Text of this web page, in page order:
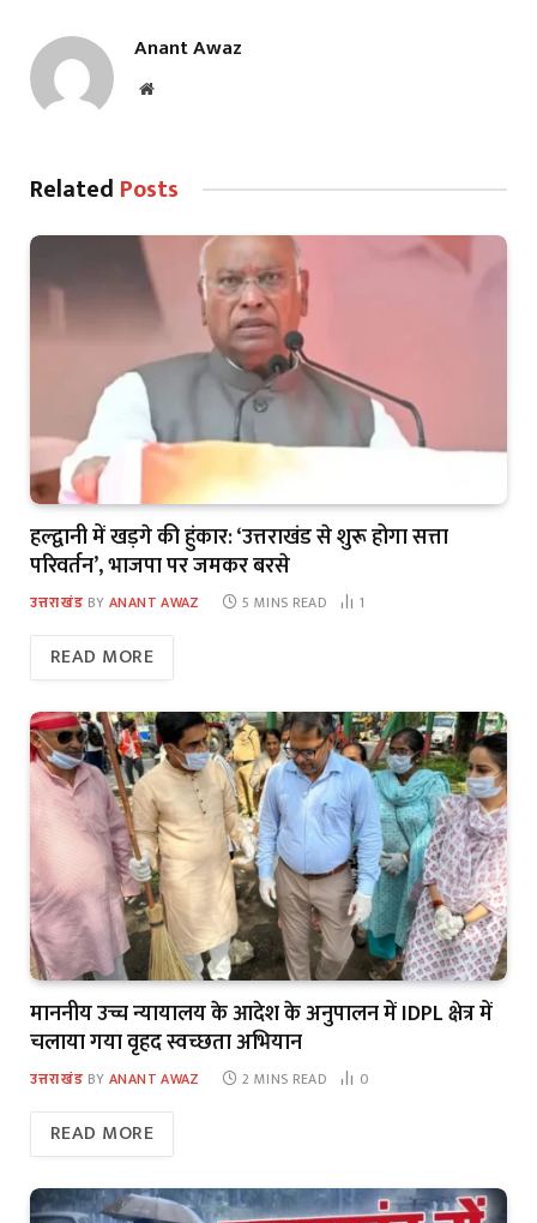
Anant Awaz
Website
Related Posts
हल्द्वानी में खड़गे की हुंकार: ‘उत्तराखंड से शुरू होगा सत्ता
परिवर्तन’, भाजपा पर जमकर बरसे
उत्तराखंड BY ANANT AWAZ 5 MINS READ 1
READ MORE
माननीय उच्च न्यायालय के आदेश के अनुपालन में IDPL क्षेत्र में
चलाया गया वृहद स्वच्छता अभियान
उत्तराखंड BY ANANT AWAZ 2 MINS READ 0
READ MORE